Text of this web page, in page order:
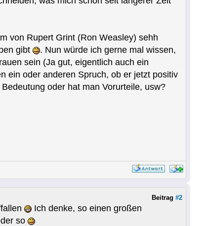
von Rupert Grint (Ron Weasley) sehh
gibt
. Nun würde ich gerne mal wissen,
sein (Ja gut, eigentlich auch ein
ein oder anderen Spruch, ob er jetzt positiv
oder hat man Vorurteile, usw?
Beitrag #2
Ich denke, so einen großen
so